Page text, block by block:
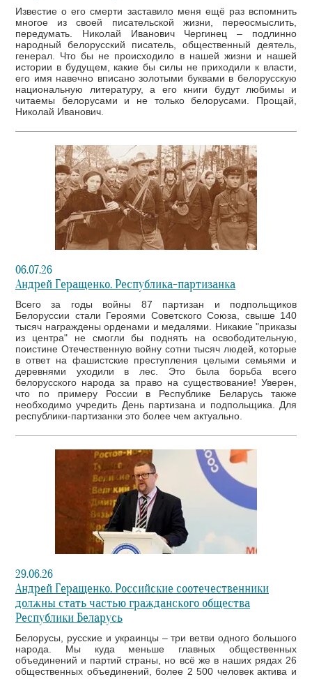
Известие о его смерти заставило меня ещё раз вспомнить
многое из своей писательской жизни, переосмыслить,
передумать. Николай Иванович Чергинец – подлинно
народный белорусский писатель, общественный деятель,
генерал. Что бы не происходило в нашей жизни и нашей
истории в будущем, какие бы силы не приходили к власти,
его имя навечно вписано золотыми буквами в белорусскую
национальную литературу, а его книги будут любимы и
читаемы белорусами и не только белорусами. Прощай,
Николай Иванович.
06.07.26
Андрей Геращенко. Республика-партизанка
Всего за годы войны 87 партизан и подпольщиков
Белоруссии стали Героями Советского Союза, свыше 140
тысяч награждены орденами и медалями. Никакие "приказы
из центра" не смогли бы поднять на освободительную,
поистине Отечественную войну сотни тысяч людей, которые
в ответ на фашистские преступления целыми семьями и
деревнями уходили в лес. Это была борьба всего
белорусского народа за право на существование! Уверен,
что по примеру России в Республике Беларусь также
необходимо учредить День партизана и подпольщика. Для
республики-партизанки это более чем актуально.
29.06.26
Андрей Геращенко. Российские соотечественники
должны стать частью гражданского общества
Республики Беларусь
Белорусы, русские и украинцы – три ветви одного большого
народа. Мы куда меньше главных общественных
объединений и партий страны, но всё же в наших рядах 26
общественных объединений, более 2 500 человек актива и